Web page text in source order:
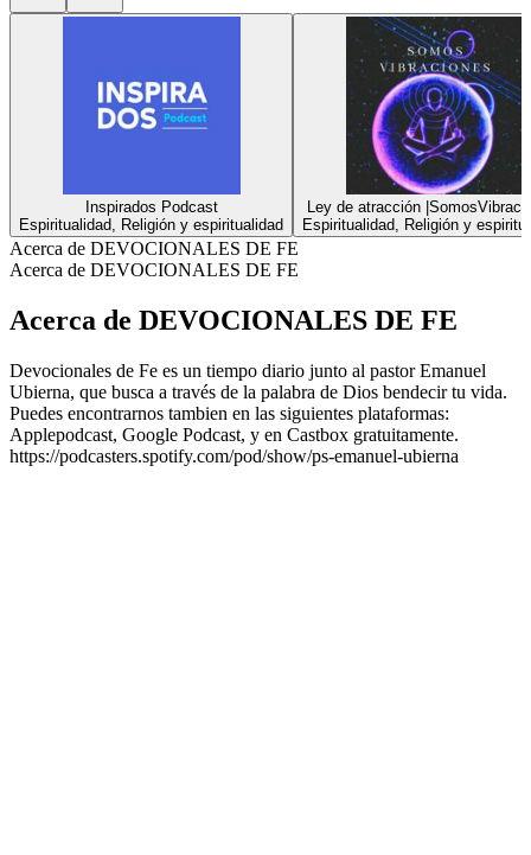
Inspirados Podcast
Espiritualidad, Religión y espiritualidad
Ley de atracción
Espiritualidad, Religión y
Acerca de DEVOCIONALES DE FE
Acerca de DEVOCIONALES DE FE
Acerca de DEVOCIONALES DE FE
Devocionales de Fe es un tiempo diario junto al pastor Emanuel
Ubierna, que busca a través de la palabra de Dios bendecir tu vida.
Puedes encontrarnos tambien en las siguientes plataformas:
Applepodcast, Google Podcast, y en Castbox gratuitamente.
https://podcasters.spotify.com/pod/show/ps-emanuel-ubierna